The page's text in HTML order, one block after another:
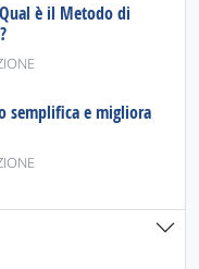
è il Metodo di
semplifica e migliora